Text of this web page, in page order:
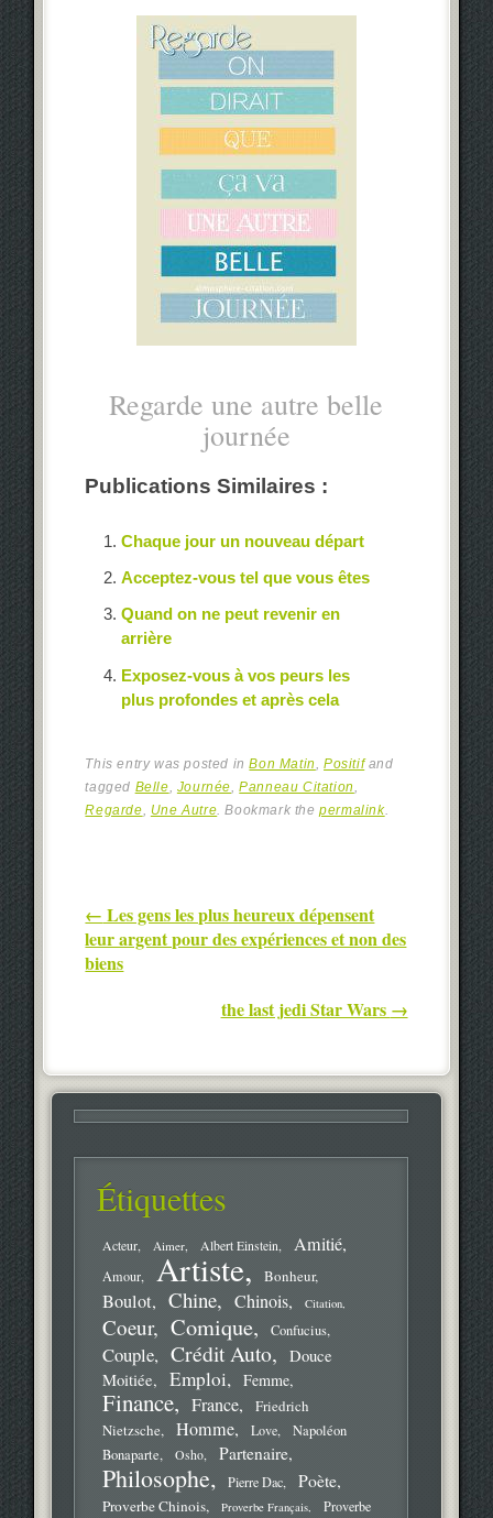
Regarde une autre belle
journée
Publications Similaires :
Chaque jour un nouveau départ
Acceptez-vous tel que vous êtes
Quand on ne peut revenir en
arrière
Exposez-vous à vos peurs les
plus profondes et après cela
This entry was posted inBon Matin,Positifand
tagged Belle, Journée,Panneau Citation,
Regarde, Une Autre. Bookmark thepermalink.
Post navigation
← Les gens les plus heureux dépensent
leur argent pour des expériences et non des
biens
the last jedi Star Wars →
Étiquettes
Acteur Aimer Albert Einstein Amitié
Amour Artiste Bonheur
Boulot Chine Chinois Citation
Coeur Comique Confucius
Couple Crédit Auto
Douce
Moitiée
Emploi Femme
Finance France
Friedrich
Nietzsche
Homme Love
Napoléon
Bonaparte
Osho Partenaire
Philosophe Pierre Dac Poète
Proverbe Chinois Proverbe Français
Proverbe